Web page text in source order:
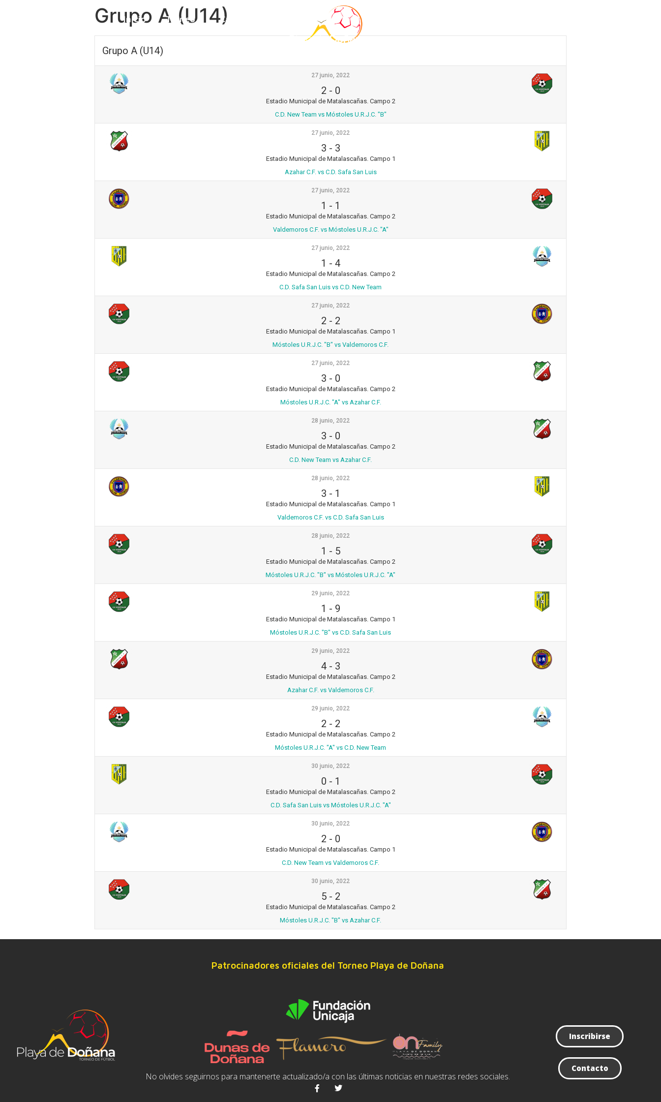
Inicio Torneo Calendario
Grupo A (U14)
Grupo A (U14)
27 junio, 2022
2 - 0
Estadio Municipal de Matalascañas. Campo 2
C.D. New Team vs Móstoles U.R.J.C. "B"
27 junio, 2022
3 - 3
Estadio Municipal de Matalascañas. Campo 1
Azahar C.F. vs C.D. Safa San Luis
27 junio, 2022
1 - 1
Estadio Municipal de Matalascañas. Campo 2
Valdemoros C.F. vs Móstoles U.R.J.C. "A"
27 junio, 2022
1 - 4
Estadio Municipal de Matalascañas. Campo 2
C.D. Safa San Luis vs C.D. New Team
27 junio, 2022
2 - 2
Estadio Municipal de Matalascañas. Campo 1
Móstoles U.R.J.C. "B" vs Valdemoros C.F.
27 junio, 2022
3 - 0
Estadio Municipal de Matalascañas. Campo 2
Móstoles U.R.J.C. "A" vs Azahar C.F.
28 junio, 2022
3 - 0
Estadio Municipal de Matalascañas. Campo 2
C.D. New Team vs Azahar C.F.
28 junio, 2022
3 - 1
Estadio Municipal de Matalascañas. Campo 1
Valdemoros C.F. vs C.D. Safa San Luis
28 junio, 2022
1 - 5
Estadio Municipal de Matalascañas. Campo 2
Móstoles U.R.J.C. "B" vs Móstoles U.R.J.C. "A"
29 junio, 2022
1 - 9
Estadio Municipal de Matalascañas. Campo 1
Móstoles U.R.J.C. "B" vs C.D. Safa San Luis
29 junio, 2022
4- 3
Estadio Municipal de Matalascañas. Campo 2
Azahar C.F. vs Valdemoros C.F.
29 junio, 2022
2 - 2
Estadio Municipal de Matalascañas. Campo 2
Móstoles U.R.J.C. "A" vs C.D. New Team
30 junio, 2022
0 - 1
Estadio Municipal de Matalascañas. Campo 2
C.D. Safa San Luis vs Móstoles U.R.J.C. "A"
30 junio, 2022
2 - 0
Estadio Municipal de Matalascañas. Campo 1
C.D. New Team vs Valdemoros C.F.
30 junio, 2022
5- 2
Estadio Municipal de Matalascañas. Campo 2
Móstoles U.R.J.C. "B" vs Azahar C.F.
Patrocinadores oficiales del Torneo Playa de Doñana
No olvides seguirnos para mantenerte actualizado/a con las últimas noticias en nuestras redes sociales.
Inscribirse
Contacto